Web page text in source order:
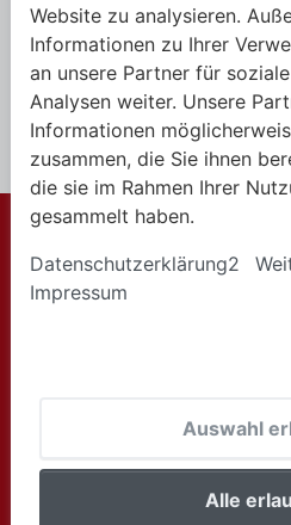
© 2025 Alle
Rechte
vorbehalten
Website zu analysieren.
Informationen zu Ihrer
an unsere Partner für
Analysen weiter. Unsere
Informationen
zusammen, die Sie ihnen
die sie im Rahmen Ihrer
gesammelt haben.
Datenschutzerklärung2
Impressum
Auswahl
Alle